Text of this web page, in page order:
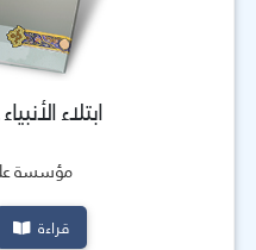
ابتلاء
مؤسسة
قراءة